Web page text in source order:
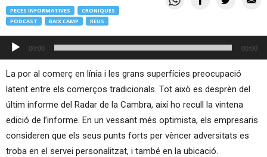
PECES INFORMATIVES
CRONIQUES
PODCAST
BAIX CAMP REUS
Reproductor
d'àudio
00:00 00:00
La por al comerç en línia i les grans superfícies preocupació
latent entre els comerços tradicionals. Tot això es desprèn del
últim informe del Radar de la Cambra, així ho recull la vintena
edició de l’informe. En un vessant més optimista, els empresaris
consideren que els seus punts forts per vèncer adversitats es
troba en el servei personalitzat, i també en la ubicació.